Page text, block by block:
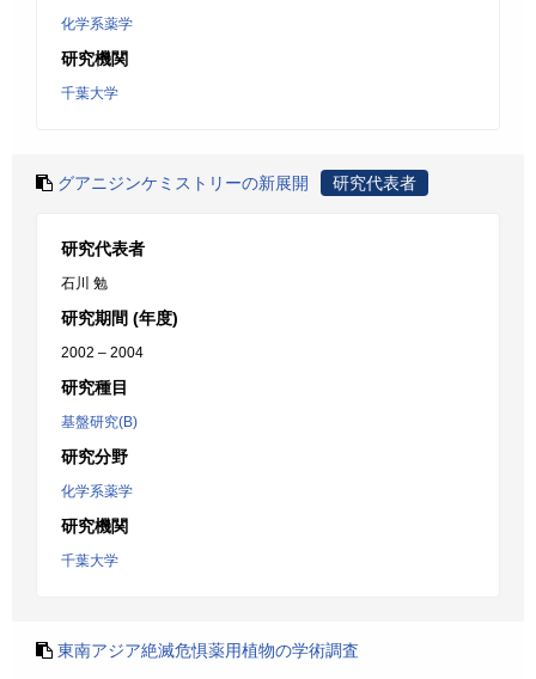
化学系薬学
研究機関
千葉大学
グアニジンケミストリーの新展開 研究代表者
研究代表者
石川 勉
研究期間 (年度)
2002 – 2004
研究種目
基盤研究(B)
研究分野
化学系薬学
研究機関
千葉大学
東南アジア絶滅危惧薬用植物の学術調査